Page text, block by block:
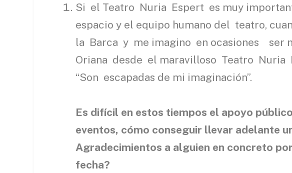
Si el Teatro Nuria Espert es muy
espacio y el equipo humano del teatro,
la Barca y me imagino en ocasiones ser
Oriana desde el maravilloso Teatro Nuria
“Son escapadas de mi imaginación”.
Es difícil en estos tiempos el apoyo
eventos, cómo conseguir llevar adelante
Agradecimientos a alguien en concreto
fecha?